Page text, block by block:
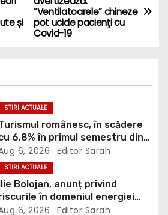
pot ucide pacienţi cu
Covid-19
și
românesc, în scădere
6,8% în primul semestru din
6, 2026 Editor Sarah
STIRI ACTUALE
Ilie Bolojan, anunț privind
în domeniul energiei
Ce a decis Guvernul
6, 2026 Editor Sarah
STIRI ACTUALE